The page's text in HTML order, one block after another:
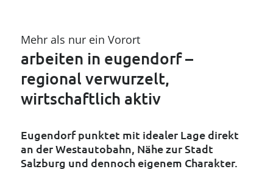
Kärnten
Niederösterreich
Oberösterreich
Salzburg
Mehr als nur ein Vorort
arbeiten in eugendorf –
regional verwurzelt,
wirtschaftlich aktiv
Eugendorf punktet mit idealer Lage direkt
an der Westautobahn, Nähe zur Stadt
Salzburg und dennoch eigenem Charakter.